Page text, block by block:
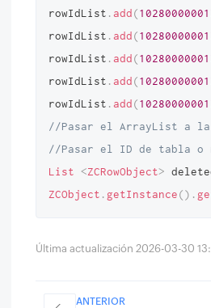
rowIdList .add(
rowIdList .add(
rowIdList .add(
rowIdList .add(
rowIdList .add(
//Pasar el ArrayList a la
//Pasar el ID de tabla o
List
<ZCRowObject>
ZCObject . getInstance() .
Última actualización 2026-03-30
ANTERIOR